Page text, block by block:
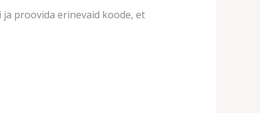
proovida erinevaid koode, et